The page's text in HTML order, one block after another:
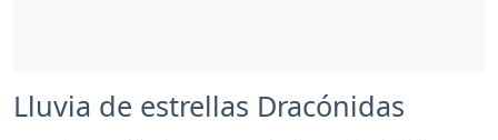
Lluvia de estrellas Dracónidas